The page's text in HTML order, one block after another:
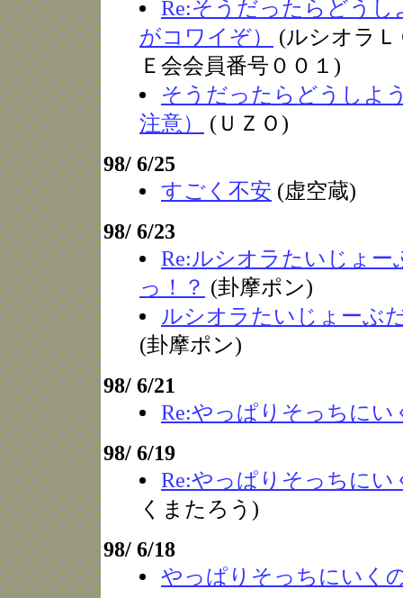
Re:そうだったらどうし
がコワイぞ）
(ルシオラＬ
Ｅ会会員番号００１)
そうだったらどうしよ
注意）
(ＵＺＯ)
98/ 6/25
すごく不安 (虚空蔵)
98/ 6/23
Re:ルシオラたいじょー
っ！？ (卦摩ポン)
ルシオラたいじょーぶ
(卦摩ポン)
98/ 6/21
Re:やっぱりそっちにい
98/ 6/19
Re:やっぱりそっちにい
くまたろう)
98/ 6/18
やっぱりそっちにいく